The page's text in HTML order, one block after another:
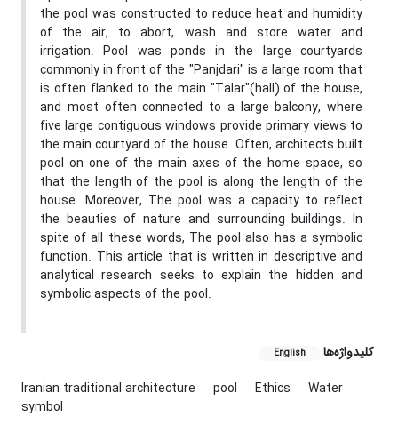
the pool was constructed to reduce heat and humidity
of the air, to abort, wash and store water and
irrigation. Pool was ponds in the large courtyards
commonly in front of the "Panjdari" is a large room that
is often flanked to the main "Talar"(hall) of the house,
and most often connected to a large balcony, where
five large contiguous windows provide primary views to
the main courtyard of the house. Often, architects built
pool on one of the main axes of the home space, so
that the length of the pool is along the length of the
house. Moreover, The pool was a capacity to reflect
the beauties of nature and surrounding buildings. In
spite of all these words, The pool also has a symbolic
function. This article that is written in descriptive and
analytical research seeks to explain the hidden and
symbolic aspects of the pool.
کلیدواژه‌ها English
Iranian traditional architecture pool Ethics
Water
symbol